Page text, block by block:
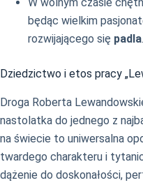
W wolnym czasie
będąc wielkim
rozwijającego się padla.
Dziedzictwo i etos pracy
Droga Roberta
nastolatka do jednego z
na świecie to uniwersalna
twardego charakteru i
dążenie do doskonałości,